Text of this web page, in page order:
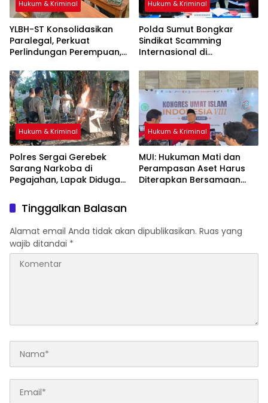
Hukum & Kriminal
YLBH-ST Konsolidasikan
Paralegal, Perkuat
Perlindungan Perempuan,
Hukum & Kriminal
Polda Sumut Bongkar
Sindikat Scamming
Internasional di
Asal Kalimantan Rugi Rp6,7
Miliar
Hukum & Kriminal
Polres Sergai Gerebek
Sarang Narkoba di
Pegajahan, Lapak Diduga
Dibakar
Hukum & Kriminal
‎MUI: Hukuman Mati dan
Perampasan Aset Harus
Diterapkan Bersamaan
Tinggalkan Balasan
Alamat email Anda tidak akan dipublikasikan. Ruas yang
wajib ditandai *